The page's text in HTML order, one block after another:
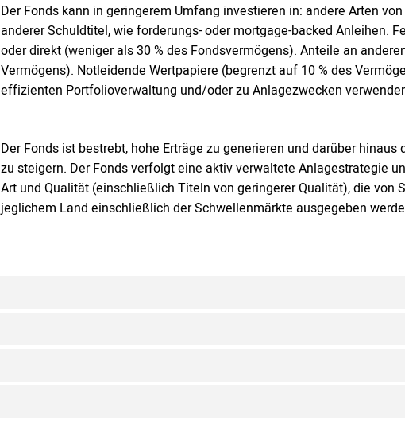
Der Fonds kann in geringerem Umfang investieren in: andere Arten
anderer Schuldtitel, wie forderungs- oder mortgage-backed Anleihen.
oder direkt (weniger als 30 % des Fondsvermögens). Anteile an
Vermögens). Notleidende Wertpapiere (begrenzt auf 10 % des
effizienten Portfolioverwaltung und/oder zu Anlagezwecken
Der Fonds ist bestrebt, hohe Erträge zu generieren und darüber
zu steigern. Der Fonds verfolgt eine aktiv verwaltete Anlagestrategie
Art und Qualität (einschließlich Titeln von geringerer Qualität), die von
jeglichem Land einschließlich der Schwellenmärkte ausgegeben